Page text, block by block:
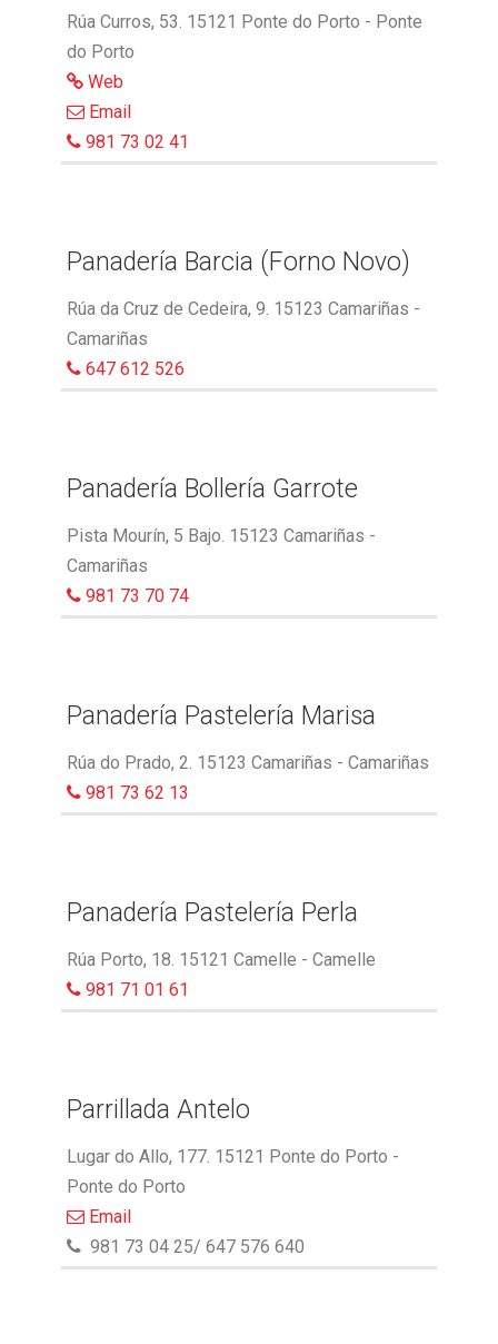
Rúa Curros, 53. 15121 Ponte do Porto - Ponte
do Porto
Web
Email
981 73 02 41
Panadería Barcia (Forno Novo)
Rúa da Cruz de Cedeira, 9. 15123 Camariñas -
Camariñas
647 612 526
Panadería Bollería Garrote
Pista Mourín, 5 Bajo. 15123 Camariñas -
Camariñas
981 73 70 74
Panadería Pastelería Marisa
Rúa do Prado, 2. 15123 Camariñas - Camariñas
981 73 62 13
Panadería Pastelería Perla
Rúa Porto, 18. 15121 Camelle - Camelle
981 71 01 61
Parrillada Antelo
Lugar do Allo, 177. 15121 Ponte do Porto -
Ponte do Porto
Email
981 73 04 25/ 647 576 640